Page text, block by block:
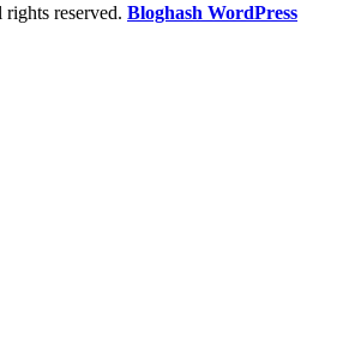
rights reserved. Bloghash WordPress